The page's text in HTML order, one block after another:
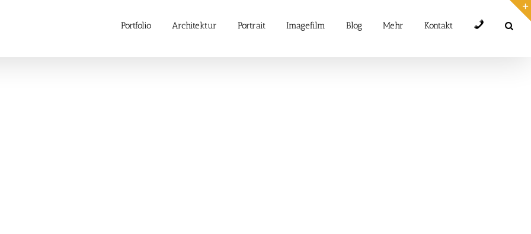
Portfolio Architektur Portrait Imagefilm Blog Mehr Kontakt Telefon